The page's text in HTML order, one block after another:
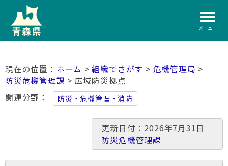
メニュー
ホーム >組織でさがす > 危機管理局 >
防災危機管理課 > 広域防災拠点
関連分野
防災・危機管理・消防
更新日付：2026年7月31日
防災危機管理課